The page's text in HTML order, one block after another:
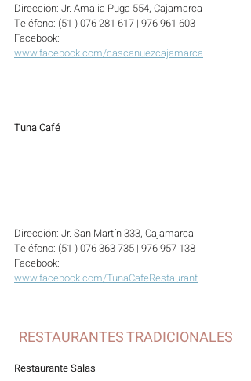
Dirección: Jr. Amalia Puga 554, Cajamarca
Teléfono: (51 ) 076 281 617 | 976 961 603
Facebook:
www.facebook.com/cascanuezcajamarca
Tuna Café
Dirección: Jr. San Martín 333, Cajamarca
Teléfono: (51 ) 076 363 735 | 976 957 138
Facebook:
www.facebook.com/TunaCafeRestaurant
RESTAURANTES TRADICIONALES
Restaurante Salas